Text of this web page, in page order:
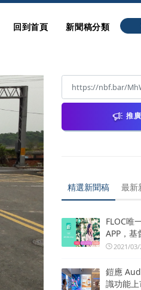
回到首頁 新聞稿分類
推
精選新聞稿 最新
FLOC唯
APP，基
2021/
鎧應
識功能